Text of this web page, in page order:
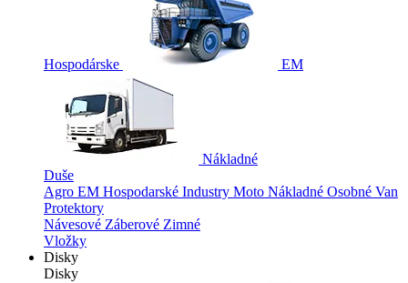
Hospodárske EM
Nákladné
Duše
Agro EM Hospodarské Industry Moto Nákladné Osobné Van
Protektory
Návesové Záberové Zimné
Vložky
Disky
Disky